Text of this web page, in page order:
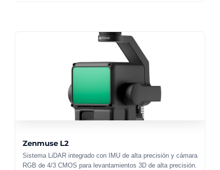
Zenmuse L2
Sistema LiDAR integrado con IMU de alta precisión y cámara
RGB de 4/3 CMOS para levantamientos 3D de alta precisión.